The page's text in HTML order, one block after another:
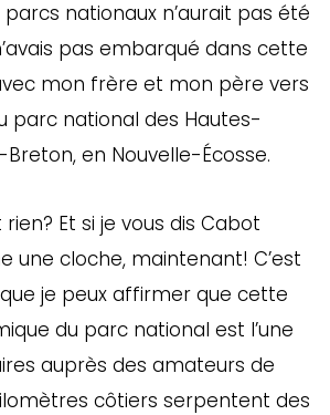
nationaux n’aurait pas été
pas embarqué dans cette
mon frère et mon père vers
parc national des Hautes-
en Nouvelle-Écosse.
Et si je vous dis Cabot
une cloche, maintenant! C’est
je peux affirmer que cette
du parc national est l’une
auprès des amateurs de
côtiers serpentent des